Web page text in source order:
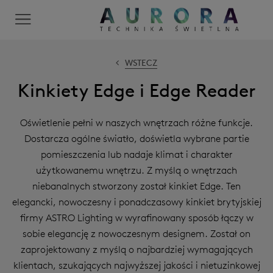
WSTECZ
Kinkiety Edge i Edge Reader
Oświetlenie pełni w naszych wnętrzach różne funkcje.
Dostarcza ogólne światło, doświetla wybrane partie
pomieszczenia lub nadaje klimat i charakter
użytkowanemu wnętrzu. Z myślą o wnętrzach
niebanalnych stworzony został kinkiet Edge. Ten
elegancki, nowoczesny i ponadczasowy kinkiet brytyjskiej
firmy ASTRO Lighting w wyrafinowany sposób łączy w
sobie elegancję z nowoczesnym designem. Został on
zaprojektowany z myślą o najbardziej wymagających
klientach, szukających najwyższej jakości i nietuzinkowej